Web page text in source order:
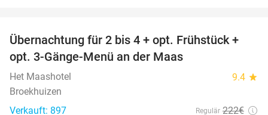
69%
Übernachtung für 2 bis 4 + opt. Frühstück +
opt. 3-Gänge-Menü an der Maas
Het Maashotel 9.4 star
Broekhuizen
Verkauft: 897
Regulär 222€